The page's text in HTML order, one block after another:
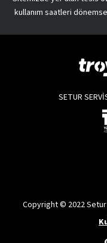
kullanım saatleri
SETUR
Copyright © 2022 Setur